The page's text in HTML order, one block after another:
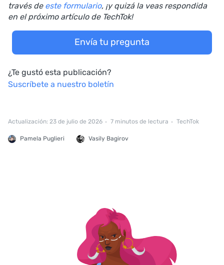
través de este formulario, ¡y quizá la veas respondida
en el próximo artículo de TechTok!
Envía tu pregunta
¿Te gustó esta publicación?
Suscríbete a nuestro boletín
Actualización: 23 de julio de 2026 7 minutos de lectura TechTok
Pamela Puglieri Vasily Bagirov